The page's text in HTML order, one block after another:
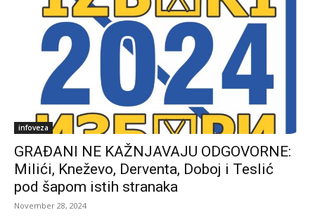
infoveza
GRAĐANI NE KAŽNJAVAJU ODGOVORNE:
Milići, Kneževo, Derventa, Doboj i Teslić
pod šapom istih stranaka
November 28, 2024